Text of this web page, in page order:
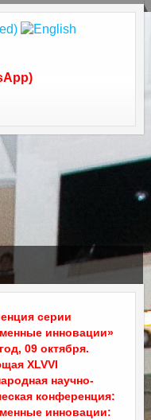
серии
инновации»
09 октября.
XLVVI
научно-
конференция:
инновации: